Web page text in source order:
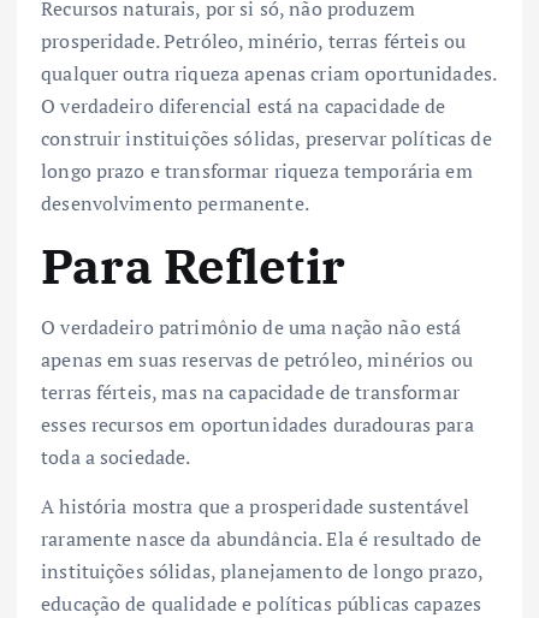
Recursos naturais, por si só, não produzem
prosperidade. Petróleo, minério, terras férteis ou
qualquer outra riqueza apenas criam oportunidades.
O verdadeiro diferencial está na capacidade de
construir instituições sólidas, preservar políticas de
longo prazo e transformar riqueza temporária em
desenvolvimento permanente.
Para Refletir
O verdadeiro patrimônio de uma nação não está
apenas em suas reservas de petróleo, minérios ou
terras férteis, mas na capacidade de transformar
esses recursos em oportunidades duradouras para
toda a sociedade.
A história mostra que a prosperidade sustentável
raramente nasce da abundância. Ela é resultado de
instituições sólidas, planejamento de longo prazo,
educação de qualidade e políticas públicas capazes